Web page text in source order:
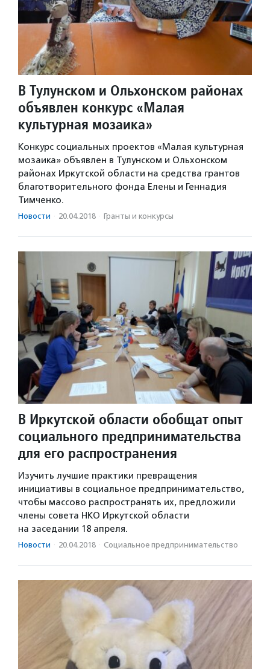
В Тулунском и Ольхонском районах
объявлен конкурс «Малая
культурная мозаика»
Конкурс социальных проектов «Малая культурная
мозаика» объявлен в Тулунском и Ольхонском
районах Иркутской области на средства грантов
благотворительного фонда Елены и Геннадия
Тимченко.
Новости · 20.04.2018 · Гранты и конкурсы
В Иркутской области обобщат опыт
социального предпринимательства
для его распространения
Изучить лучшие практики превращения
инициативы в социальное предпринимательство,
чтобы массово распространять их, предложили
члены совета НКО Иркутской области
на заседании 18 апреля.
Новости · 20.04.2018 · Социальное предпри­нима­тель­ство